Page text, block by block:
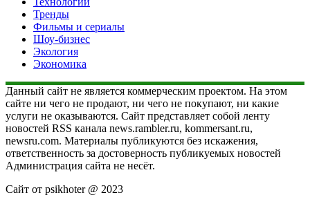
Тренды
Фильмы и сериалы
Шоу-бизнес
Экология
Экономика
Данный сайт не является коммерческим проектом. На этом
сайте ни чего не продают, ни чего не покупают, ни какие
услуги не оказываются. Сайт представляет собой ленту
новостей RSS канала news.rambler.ru, kommersant.ru,
newsru.com. Материалы публикуются без искажения,
ответственность за достоверность публикуемых новостей
Администрация сайта не несёт.
Сайт от psikhoter @ 2023